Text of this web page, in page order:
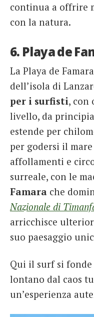
continua a offrire
con la natura.
6. Playa de
La Playa de
dell’isola di
per i surfisti, con
livello, da
estende per
per godersi il
affollamenti e
surreale, con le
Famara che
Nazionale di
arricchisce
suo paesaggio
Qui il surf si fonde
lontano dal caos
un’esperienza